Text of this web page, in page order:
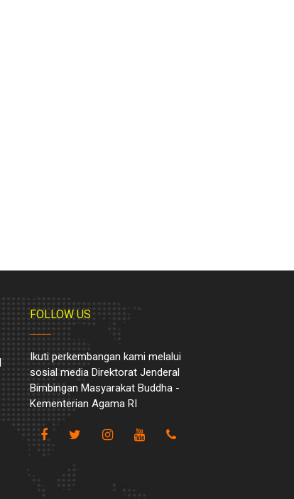
FOLLOW US
Ikuti perkembangan kami melalui
sosial media Direktorat Jenderal
Bimbingan Masyarakat Buddha -
Kementerian Agama RI